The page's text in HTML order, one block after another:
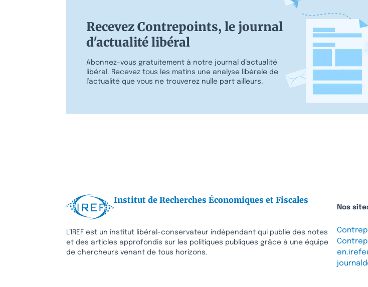
Recevez Contrepoints, le journal
d'actualité libéral
Abonnez-vous gratuitement à notre journal d’actualité
libéral. Recevez tous les matins une analyse libérale de
l’actualité que vous ne trouverez nulle part ailleurs.
Institut de Recherches Économiques et Fiscales
L’IREF est un institut libéral-conservateur indépendant qui publie des notes
et des articles approfondis sur les politiques publiques grâce à une équipe
de chercheurs venant de tous horizons.
Nos